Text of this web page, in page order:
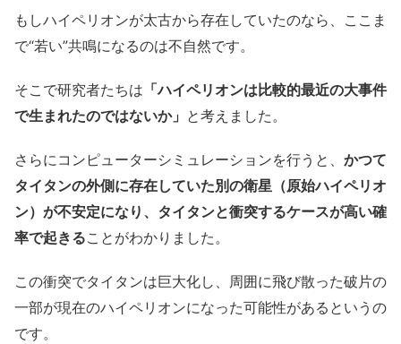
もしハイペリオンが太古から存在していたのなら、ここま
で“若い”共鳴になるのは不自然です。
そこで研究者たちは 「ハイペリオンは比較的最近の大事件
で生まれたのではないか」 と考えました。
さらにコンピューターシミュレーションを行うと、 かつて
タイタンの外側に存在していた別の衛星（原始ハイペリオ
ン）が不安定になり、タイタンと衝突するケースが高い確
率で起きることがわかりました。
この衝突でタイタンは巨大化し、周囲に飛び散った破片の
一部が現在のハイペリオンになった可能性があるというの
です。